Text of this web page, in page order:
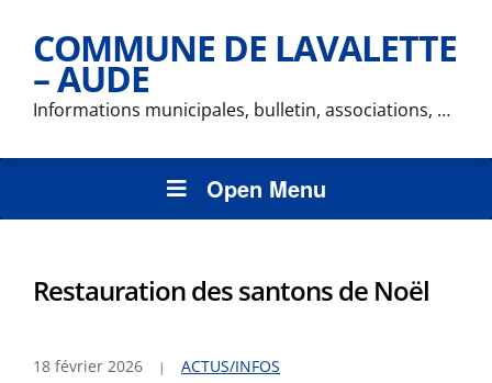
COMMUNE DE LAVALETTE
– AUDE
Informations municipales, bulletin, associations, …
Open Menu
Restauration des santons de Noël
18 février 2026 ACTUS/INFOS